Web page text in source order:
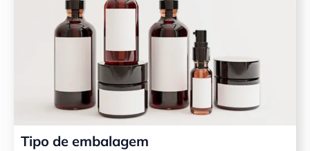
Tipo de embalagem